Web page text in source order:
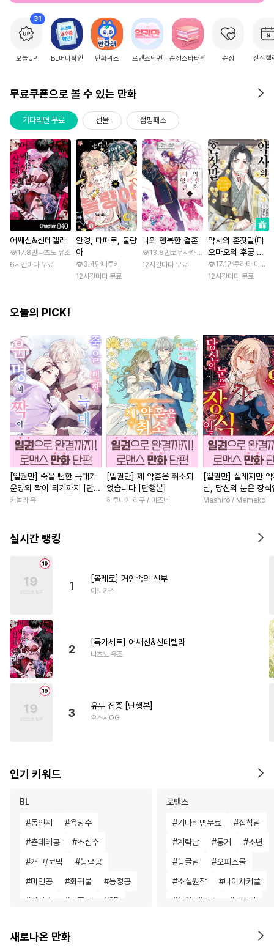
31
오늘UP BL머니확인 만화퀴즈 로맨스단편 순정스타터팩 순정 신작캘
무료쿠폰으로 볼 수 있는 만화
기다리면 무료 선물 점핑패스
어쌔신&신데렐라
17.8만나츠노 유조
6시간마다 무료
안경, 때때로, 불량
아
3.4만나루키
12시간마다 무료
나의 행복한 결혼
13.8만코우사카 리토 / 아기토기 아쿠미
12시간마다 무료
약사의 혼잣말(마
오마오의 후궁 수
수께끼 풀이수첩)
17.1만쿠라타 미노
12시간마다 무료
오늘의 PICK!
[일권만] 죽을 뻔한 늑대가
운명의 짝이 되기까지 [단행
본]
카놀라 유
[일권만] 제 약혼은 취소되
었습니다 [단행본]
하루나기 리구 / 미즈메
[일권만] 실례지만
님, 당신의 눈은 장식
요? [단행본]
Mashiro / Memeko
실시간 랭킹
1
[볼레로] 거인족의 신부
이토카즈
2
[특가세트] 어쌔신&신데렐라
나츠노 유조
3
유두 집중 [단행본]
오스시OG
인기 키워드
BL
#동인지 #욕망수
#츤데레공 #소심수
#개그/코믹 #능력공
#미인공 #회귀물 #동정공
#잔망수 #조폭공 #3P
#후회수 #명랑수
로맨스
#기다리면무료 #집착남
#계략남 #동거 #소년
#능글남 #오피스물
#소설원작 #나이차커플
#학원/캠퍼스 #다정남
#첫
새로나온 만화